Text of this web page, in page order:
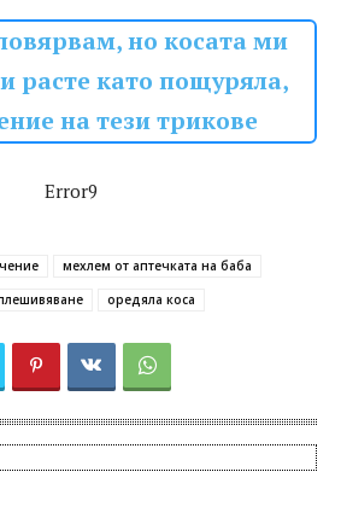
но косата ми
расте като пощуряла,
на тези трикове
Error9
мехлем от аптечката на баба
оредяла коса